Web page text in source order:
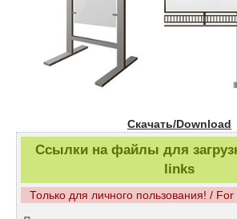
Скачать/Download
Ссылки на файлы для
links
Только для личного пользования! /